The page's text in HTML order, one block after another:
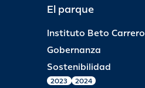
El parque
Instituto Beto Carrero
Gobernanza
Sostenibilidad
2023 2024